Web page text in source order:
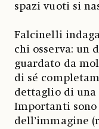
spazi vuoti si
Falcinelli
chi osserva: un
guardato da
di sé
dettaglio di una
Importanti sono
dell’immagine